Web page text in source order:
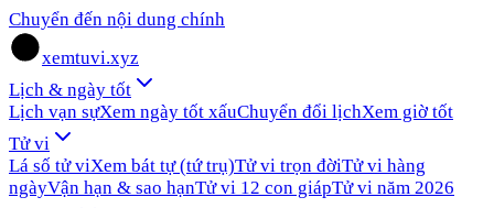
Chuyển đến nội dung chính
xemtuvi.xyz
Lịch & ngày tốt
Lịch vạn sựXem ngày tốt xấuChuyển đổi lịchXem giờ tốt
Tử vi
Lá số tử viXem bát tự (tứ trụ)Tử vi trọn đờiTử vi hàng
ngàyVận hạn & sao hạnTử vi 12 con giápTử vi năm 2026